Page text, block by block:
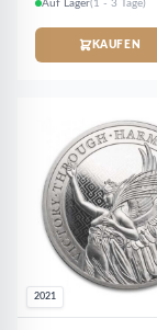
Auf Lager(1 - 3 Tage)
KAUFEN
2021